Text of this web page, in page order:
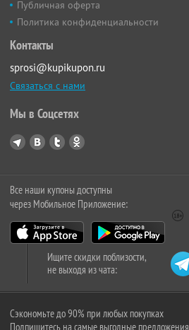
Публичная оферта
Политика конфиденциальности
Контакты
sprosi@kupikupon.ru
Связаться с нами
Мы в Соцсетях
Все наши купоны доступны
через Мобильное Приложение:
Ищите скидки поблизости,
не выходя из чата:
Сэкономьте до 90% при любых покупках
Подпишитесь на самые выгодные предложения